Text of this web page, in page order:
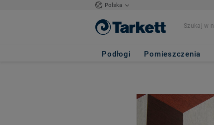
Polska
Podłogi Pomieszczenia